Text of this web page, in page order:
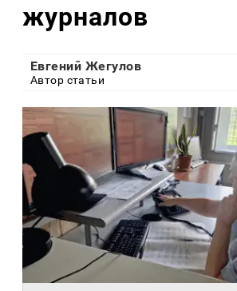
журналов
Евгений Жегулов
Автор статьи